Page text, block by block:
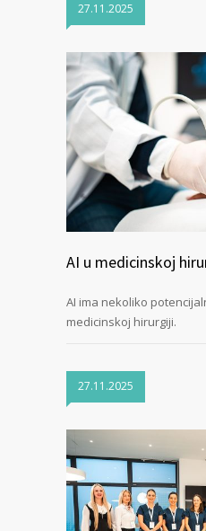
27.11.2025
AI u medicinskoj
AI ima nekoliko
medicinskoj hirurgiji.
27.11.2025